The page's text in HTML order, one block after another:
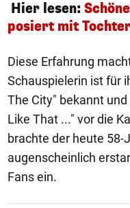
Hier lesen:
posiert mit
Diese Erfahrung
Schauspielerin ist für
The City" bekannt
Like That ..." vor die
brachte der heute
augenscheinlich
Fans ein.